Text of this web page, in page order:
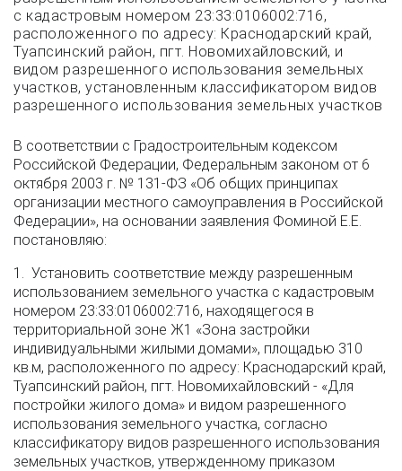
с кадастровым номером 23:33:0106002:716,
расположенного по адресу: Краснодарский край,
Туапсинский район, пгт. Новомихайловский, и
видом разрешенного использования земельных
участков, установленным классификатором видов
разрешенного использования земельных участков
В соответствии с Градостроительным кодексом
Российской Федерации, Федеральным законом от 6
октября 2003 г. № 131-ФЗ «Об общих принципах
организации местного самоуправления в Российской
Федерации», на основании заявления Фоминой Е.Е.
постановляю:
1. Установить соответствие между разрешенным
использованием земельного участка с кадастровым
номером 23:33:0106002:716, находящегося в
территориальной зоне Ж1 «Зона застройки
индивидуальными жилыми домами», площадью 310
кв.м, расположенного по адресу: Краснодарский край,
Туапсинский район, пгт. Новомихайловский - «Для
постройки жилого дома» и видом разрешенного
использования земельного участка, согласно
классификатору видов разрешенного использования
земельных участков, утвержденному приказом